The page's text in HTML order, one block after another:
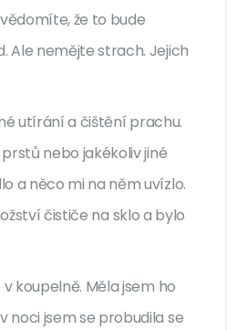
že to bude
Ale nemějte strach. Jejich
utírání a čištění prachu.
nebo jakékoliv jiné
a něco mi na něm uvízlo.
čističe na sklo a bylo
koupelně. Měla jsem ho
noci jsem se probudila se